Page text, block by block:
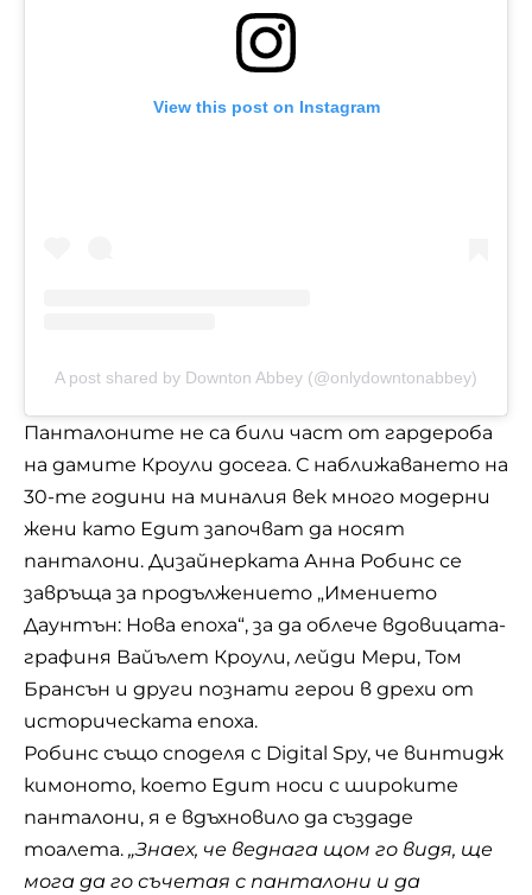
View this post on Instagram
A post shared by Downton Abbey (@onlydowntonabbey)
Панталоните не са били част от гардероба
на дамите Кроули досега. С наближаването на
30-те години на миналия век много модерни
жени като Едит започват да носят
панталони. Дизайнерката Анна Робинс се
завръща за продължението „Имението
Даунтън: Нова епоха“, за да облече вдовицата-
графиня Вайълет Кроули, лейди Мери, Том
Брансън и други познати герои в дрехи от
историческата епоха.
Робинс също споделя с Digital Spy, че винтидж
кимоното, което Едит носи с широките
панталони, я е вдъхновило да създаде
тоалета. „Знаех, че веднага щом го видя, ще
мога да го съчетая с панталони и да